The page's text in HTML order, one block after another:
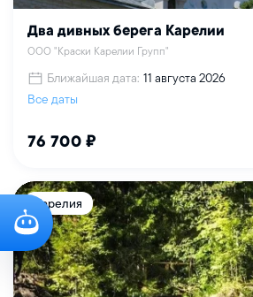
Два дивных берега Карелии
ООО "Краски Карелии Групп"
Ближайшая дата: 11 августа 2026
Все даты
76 700 ₽
Карелия